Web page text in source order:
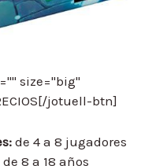
size="big"
jotuell-btn]
de 4 a 8 jugadores
de 8 a 18 años